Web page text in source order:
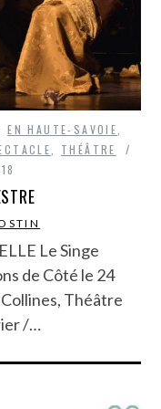
,EN HAUTE-SAVOIE
THÉÂTRE
Le Singe
de Côté le 24
Théâtre
/…